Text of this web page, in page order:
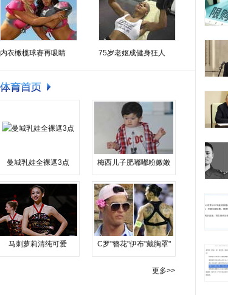
内衣橄榄球赛再吸睛 75岁老妪成健身狂人
曼城乳娃全裸遮3点 梅西儿子肥嘟嘟粉嫩嫩
马刺萝莉清纯可爱 C罗"簪花"伊布"戴胸罩"
更多>>